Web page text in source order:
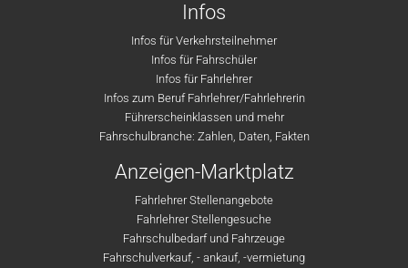
Infos
Infos für Verkehrsteilnehmer
Infos für Fahrschüler
Infos für Fahrlehrer
Infos zum Beruf Fahrlehrer/Fahrlehrerin
Führerscheinklassen und mehr
Fahrschulbranche: Zahlen, Daten, Fakten
Anzeigen-Marktplatz
Fahrlehrer Stellenangebote
Fahrlehrer Stellengesuche
Fahrschulbedarf und Fahrzeuge
Fahrschulverkauf, - ankauf, -vermietung